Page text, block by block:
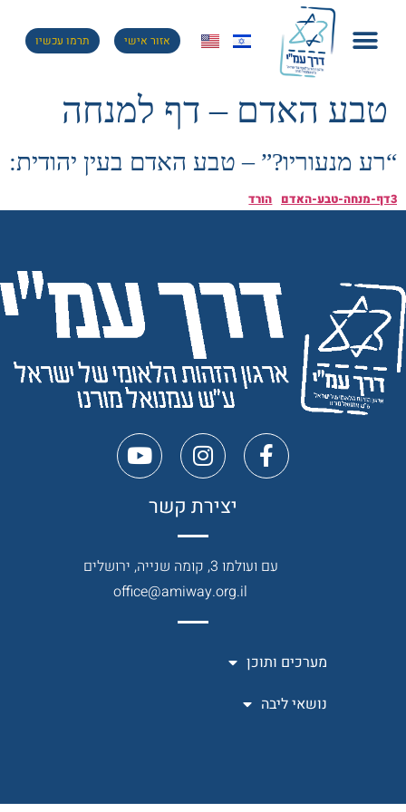
אזור אישי תרמו עכשיו
טבע האדם – דף למנחה
“רע מנעוריו?” – טבע האדם בעין יהודית:
3דף-מנחה-טבע-האדם הורד
יצירת קשר
עם ועולמו 3, קומה שנייה, ירושלים
office@amiway.org.il
מערכים ותוכן
נושאי ליבה